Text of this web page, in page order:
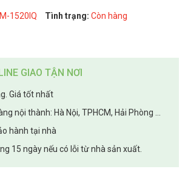
1520IQ Tình trạng: Còn hàng
GIAO TẬN NƠI
Giá tốt nhất
nội thành: Hà Nội, TPHCM, Hải Phòng ...
hành tại nhà
15 ngày nếu có lỗi từ nhà sản xuất.